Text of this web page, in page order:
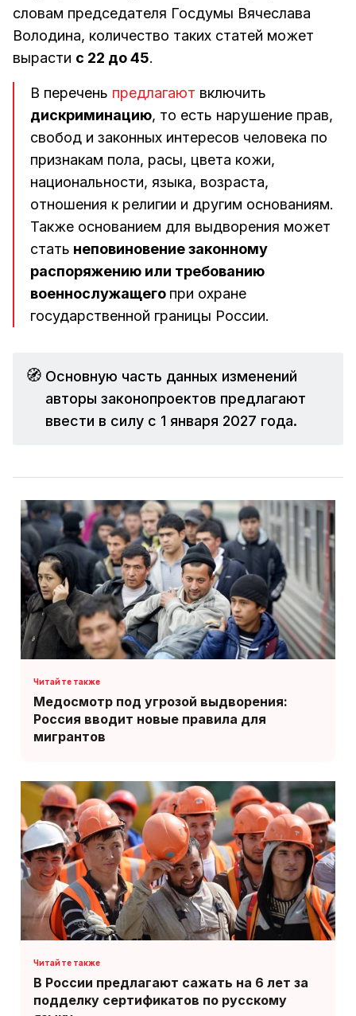
словам председателя Госдумы Вячеслава
Володина, количество таких статей может
вырасти с 22 до 45.
В перечень предлагают включить
дискриминацию, то есть нарушение прав,
свобод и законных интересов человека по
признакам пола, расы, цвета кожи,
национальности, языка, возраста,
отношения к религии и другим основаниям.
Также основанием для выдворения может
стать неповиновение законному
распоряжению или требованию
военнослужащего при охране
государственной границы России.
🧭 Основную часть данных изменений
авторы законопроектов предлагают
ввести в силу с 1 января 2027 года.
Медосмотр под угрозой выдворения:
Россия вводит новые правила для
мигрантов
В России предлагают сажать на 6 лет за
подделку сертификатов по русскому